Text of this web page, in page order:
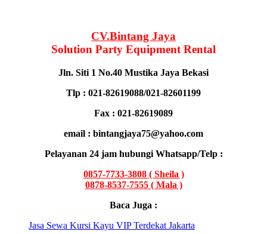
CV.Bintang Jaya
Solution Party Equipment Rental
Jln. Siti 1 No.40 Mustika Jaya Bekasi
Tlp : 021-82619088/021-82601199
Fax : 021-82619089
email : bintangjaya75@yahoo.com
Pelayanan 24 jam hubungi Whatsapp/Telp :
0857-7733-3808 ( Sheila )
0878-8537-7555 ( Mala )
Baca Juga :
Jasa Sewa Kursi Kayu VIP Terdekat Jakarta